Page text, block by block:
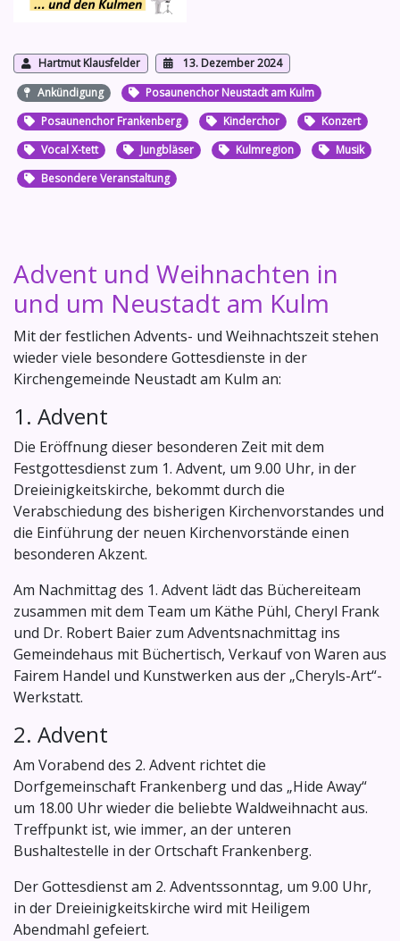
Hartmut Klausfelder
13. Dezember 2024
Ankündigung
Posaunenchor Neustadt am Kulm
Posaunenchor Frankenberg
Kinderchor
Konzert
Vocal X-tett
Jungbläser Kulmregion
Musik
Besondere Veranstaltung
Advent und Weihnachten in
und um Neustadt am Kulm
Mit der festlichen Advents- und Weihnachtszeit stehen
wieder viele besondere Gottesdienste in der
Kirchengemeinde Neustadt am Kulm an:
1. Advent
Die Eröffnung dieser besonderen Zeit mit dem
Festgottesdienst zum 1. Advent, um 9.00 Uhr, in der
Dreieinigkeitskirche, bekommt durch die
Verabschiedung des bisherigen Kirchenvorstandes und
die Einführung der neuen Kirchenvorstände einen
besonderen Akzent.
Am Nachmittag des 1. Advent lädt das Büchereiteam
zusammen mit dem Team um Käthe Pühl, Cheryl Frank
und Dr. Robert Baier zum Adventsnachmittag ins
Gemeindehaus mit Büchertisch, Verkauf von Waren aus
Fairem Handel und Kunstwerken aus der „Cheryls-Art“-
Werkstatt.
2. Advent
Am Vorabend des 2. Advent richtet die
Dorfgemeinschaft Frankenberg und das „Hide Away“
um 18.00 Uhr wieder die beliebte Waldweihnacht aus.
Treffpunkt ist, wie immer, an der unteren
Bushaltestelle in der Ortschaft Frankenberg.
Der Gottesdienst am 2. Adventssonntag, um 9.00 Uhr,
in der Dreieinigkeitskirche wird mit Heiligem
Abendmahl gefeiert.